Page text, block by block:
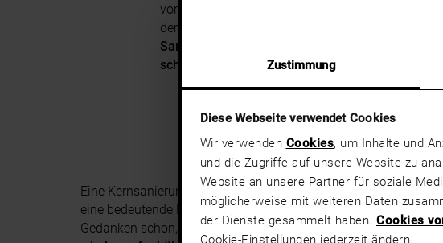
Zustimmung
Diese Webseite verwendet Cookies
Wir verwenden Cookies, um Inhalte und
und die Zugriffe auf unsere Website zu
Website an unsere Partner für soziale
möglicherweise mit weiteren Daten
der Dienste gesammelt haben. Cookies
Cookie-Einstellungen jederzeit ändern.
vorbei. Trotzdem sind es nur zehn Minuten mit
dem Auto in die Stadt.
Sanierung hat man die Chance, eine besonders
schöne Lage zu bekommen”, schwärmt Simone.
Eine Kernsanierung hat auch unsere beHome by Josko
eine bedeutende Rolle. Sie waren auf der Suche nach einem
Gedanken schön, dass es bereits viele Häuser gibt, die einfach